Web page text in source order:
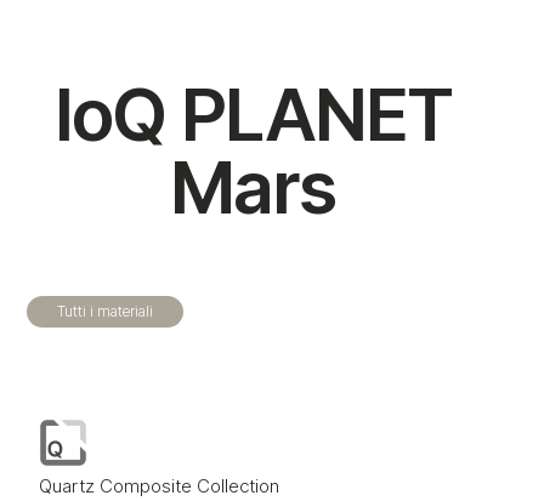
IoQ PLANET
Mars
Tutti i materiali
Quartz Composite Collection